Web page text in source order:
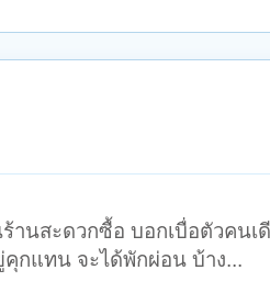
นสะดวกซื้อ บอกเบื่อตัวคนเ
กแทน จะได้พักผ่อน บ้าง...